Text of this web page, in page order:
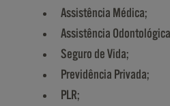
Assistência Médica;
Assistência
Seguro de Vida;
Previdência Privada;
PLR;